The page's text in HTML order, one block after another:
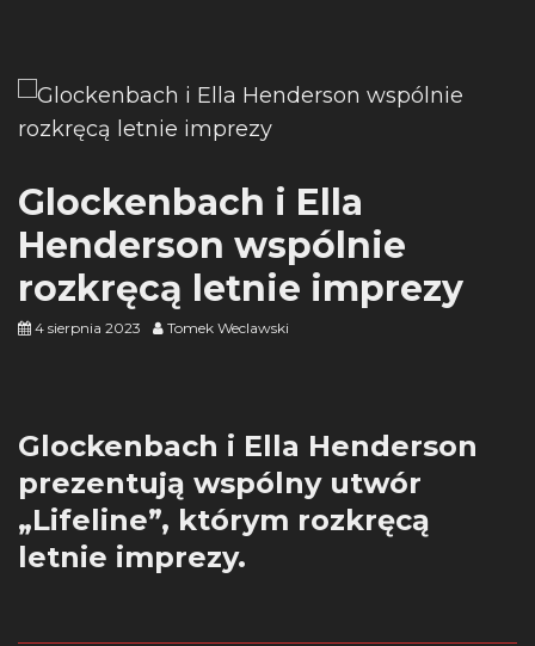
Glockenbach i Ella
Henderson wspólnie
rozkręcą letnie imprezy
4 sierpnia 2023 Tomek Weclawski
Glockenbach i Ella Henderson
prezentują wspólny utwór
„Lifeline”, którym rozkręcą
letnie imprezy.